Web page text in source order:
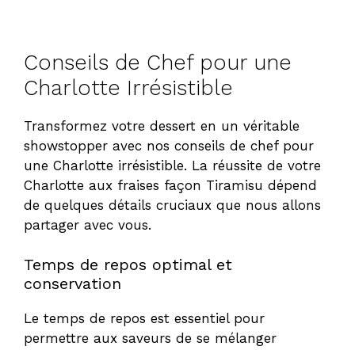
Conseils de Chef pour une
Charlotte Irrésistible
Transformez votre dessert en un véritable
showstopper avec nos conseils de chef pour
une Charlotte irrésistible. La réussite de votre
Charlotte aux fraises façon Tiramisu dépend
de quelques détails cruciaux que nous allons
partager avec vous.
Temps de repos optimal et
conservation
Le temps de repos est essentiel pour
permettre aux saveurs de se mélanger